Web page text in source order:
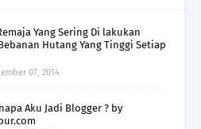
Yang Sering Di lakukan
Hutang Yang Tinggi Setiap
07, 2014
Aku Jadi Blogger ? by